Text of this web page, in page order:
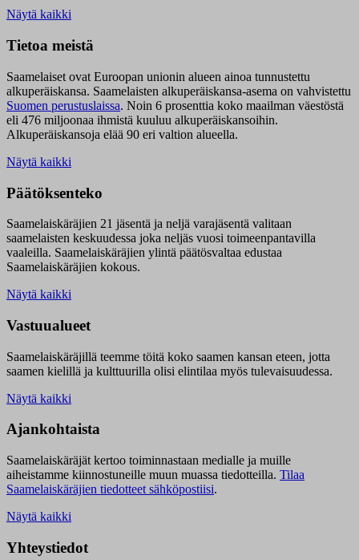
Näytä kaikki
Tietoa meistä
Saamelaiset ovat Euroopan unionin alueen ainoa tunnustettu
alkuperäiskansa. Saamelaisten alkuperäiskansa-asema on vahvistettu
Suomen perustuslaissa. Noin 6 prosenttia koko maailman väestöstä
eli 476 miljoonaa ihmistä kuuluu alkuperäiskansoihin.
Alkuperäiskansoja elää 90 eri valtion alueella.
Näytä kaikki
Päätöksenteko
Saamelaiskäräjien 21 jäsentä ja neljä varajäsentä valitaan
saamelaisten keskuudessa joka neljäs vuosi toimeenpantavilla
vaaleilla. Saamelaiskäräjien ylintä päätösvaltaa edustaa
Saamelaiskäräjien kokous.
Näytä kaikki
Vastuualueet
Saamelaiskäräjillä teemme töitä koko saamen kansan eteen, jotta
saamen kielillä ja kulttuurilla olisi elintilaa myös tulevaisuudessa.
Näytä kaikki
Ajankohtaista
Saamelaiskäräjät kertoo toiminnastaan medialle ja muille
aiheistamme kiinnostuneille muun muassa tiedotteilla. Tilaa
Saamelaiskäräjien tiedotteet sähköpostiisi.
Näytä kaikki
Yhteystiedot